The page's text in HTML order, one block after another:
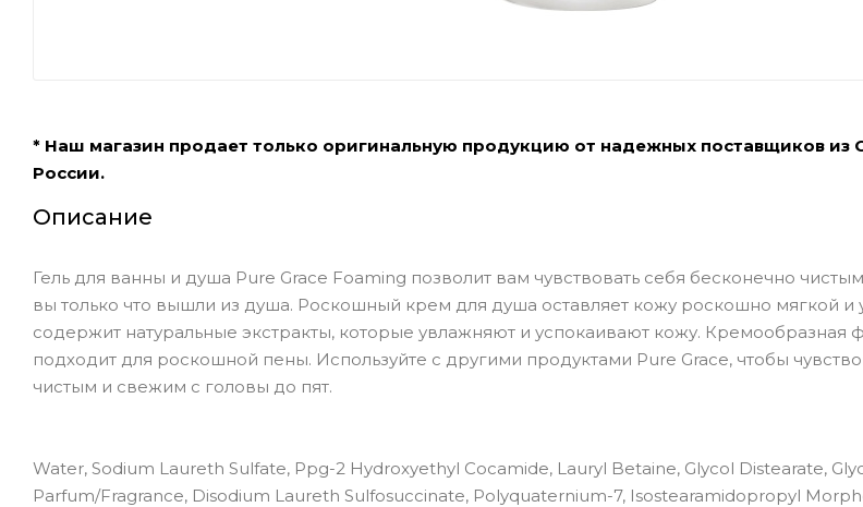
* Наш магазин продает только оригинальную продукцию от надежных поставщиков из
России.
Описание
Гель для ванны и душа Pure Grace Foaming позволит вам чувствовать себя бесконечно
вы только что вышли из душа. Роскошный крем для душа оставляет кожу роскошно мягкой и
содержит натуральные экстракты, которые увлажняют и успокаивают кожу. Кремообразная
подходит для роскошной пены. Используйте с другими продуктами Pure Grace, чтобы
чистым и свежим с головы до пят.
Water, Sodium Laureth Sulfate, Ppg-2 Hydroxyethyl Cocamide, Lauryl Betaine, Glycol Distearate,
Parfum/Fragrance, Disodium Laureth Sulfosuccinate, Polyquaternium-7, Isostearamidopropyl